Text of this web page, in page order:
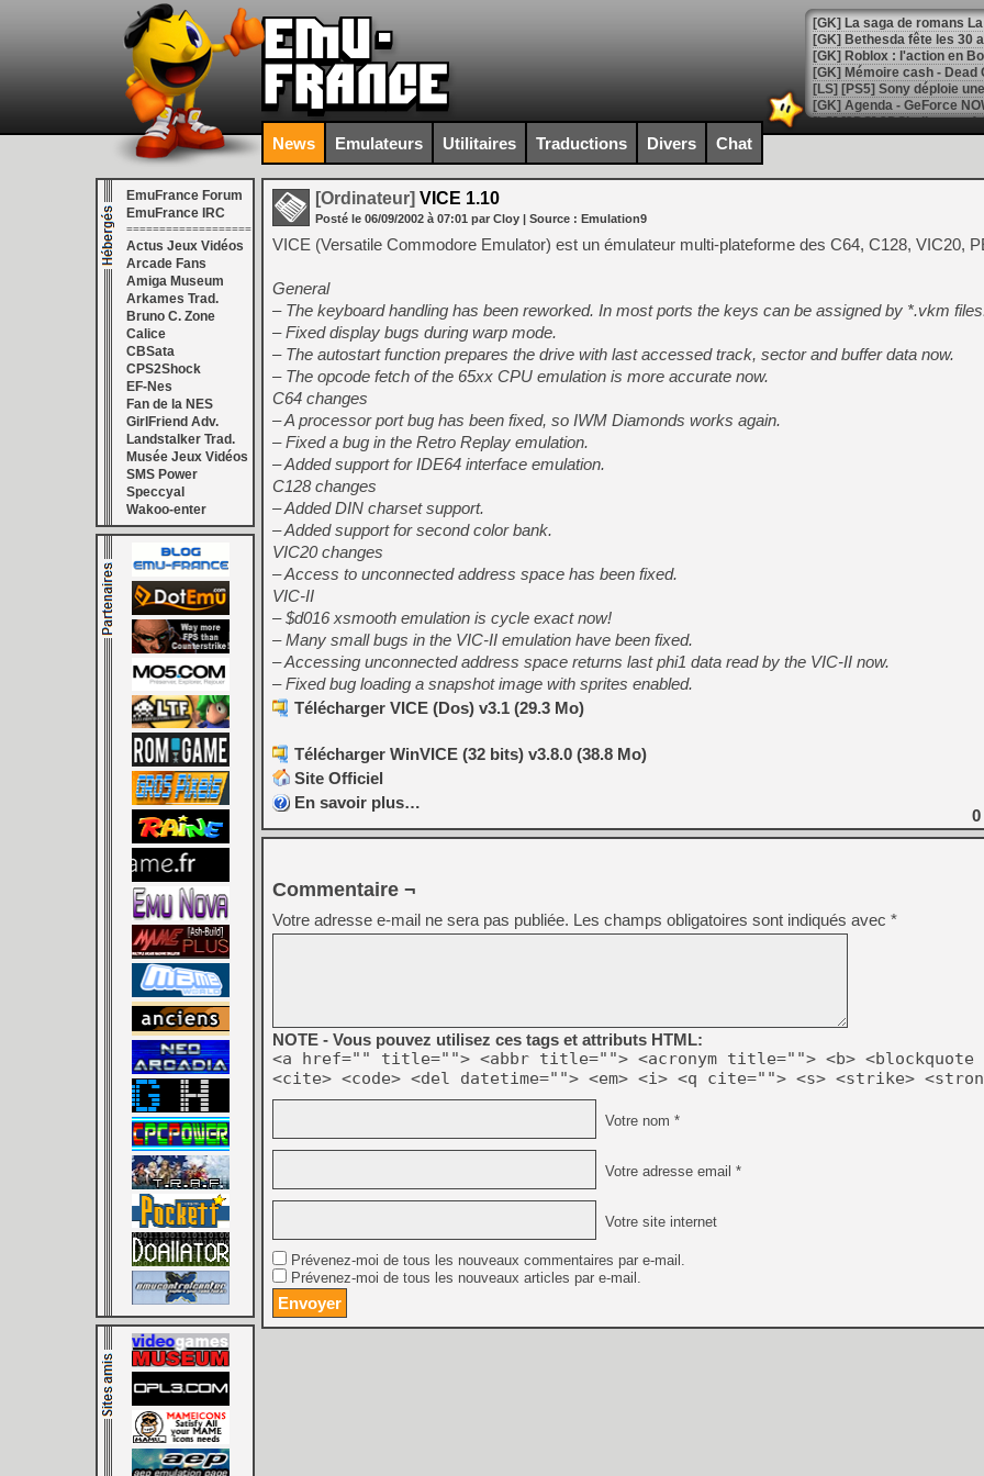
[GK] Bethesda fête les 30
[GK] Roblox : l'action en
[GK] Agenda - GeForce
[GK] Devolver Digital en a
[LS] [PS5] ps5-y2jb-
[GK] Pourquoi Marvel
[GK] Test : Restory : Chill
[GK] GTA 6 : Rockstar
[GK] Hot Wheels Infinite
[GK] Mémoire cash -
[GK] Résultats Nintendo :
[GK] Déjà des
[GK] Minecraft et ses «
[GK] Beast of
[GK] Ubisoft : fin de partie
[GK] Mémoire cash -
[GK] Dan Houser (GTA)
[GK] Comment EA Sports
[GK] Crimson Moon : un
[GK] Isle of Reveries : le
[GK] Moonlighter 2 : The
[GK] Capcom relance
[GK] Le beat'em up The
[GK] Endless Legend 2 :
[LS] [PS5] Le WebKit
[GK] Oubliez Crazy Taxi,
[LS] [Switch] NSZ 5.0.0
News Emulateurs Utilitaires Traductions Divers Chat
EmuFrance Forum
EmuFrance IRC
===================
Actus Jeux Vidéos
Arcade Fans
Amiga Museum
Arkames Trad.
Bruno C. Zone
Calice
CBSata
CPS2Shock
EF-Nes
Fan de la NES
GirlFriend Adv.
Landstalker Trad.
Musée Jeux Vidéos
SMS Power
Speccyal
Wakoo-enter
[Ordinateur] VICE 1.10
Posté le 06/09/2002 à 07:01 par Cloy | Source : Emulation9
VICE (Versatile Commodore Emulator) est un émulateur multi-plateforme des C64, C128, VIC20,
General
– The keyboard handling has been reworked. In most ports the keys can be assigned by *.vkm
– Fixed display bugs during warp mode.
– The autostart function prepares the drive with last accessed track, sector and buffer data now.
– The opcode fetch of the 65xx CPU emulation is more accurate now.
C64 changes
– A processor port bug has been fixed, so IWM Diamonds works again.
– Fixed a bug in the Retro Replay emulation.
– Added support for IDE64 interface emulation.
C128 changes
– Added DIN charset support.
– Added support for second color bank.
VIC20 changes
– Access to unconnected address space has been fixed.
VIC-II
– $d016 xsmooth emulation is cycle exact now!
– Many small bugs in the VIC-II emulation have been fixed.
– Accessing unconnected address space returns last phi1 data read by the VIC-II now.
– Fixed bug loading a snapshot image with sprites enabled.
Télécharger VICE (Dos) v3.1 (29.3 Mo)
Télécharger WinVICE (32 bits) v3.8.0 (38.8 Mo)
Site Officiel
En savoir plus…
0
Commentaire ¬
Votre adresse e-mail ne sera pas publiée. Les champs obligatoires sont indiqués avec *
NOTE - Vous pouvez utilisez ces tags et attributs HTML:
<a href="" title=""> <abbr title=""> <acronym title=""> <b> <blockquote
<cite> <code> <del datetime=""> <em> <i> <q cite=""> <s> <strike>
Votre nom *
Votre adresse email *
Votre site internet
Prévenez-moi de tous les nouveaux commentaires par e-mail.
Prévenez-moi de tous les nouveaux articles par e-mail.